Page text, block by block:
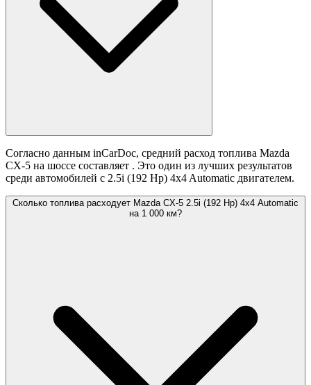
Согласно данным inCarDoc, средний расход топлива Mazda
CX-5 на шоссе составляет . Это один из лучших результатов
среди автомобилей с 2.5i (192 Hp) 4x4 Automatic двигателем.
Сколько топлива расходует Mazda CX-5 2.5i (192 Hp) 4x4 Automatic
на 1 000 км?